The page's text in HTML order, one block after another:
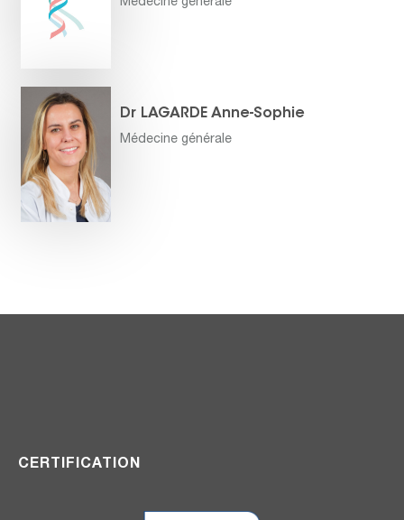
Dr LAGARDE Anne-Sophie
Médecine générale
CERTIFICATION